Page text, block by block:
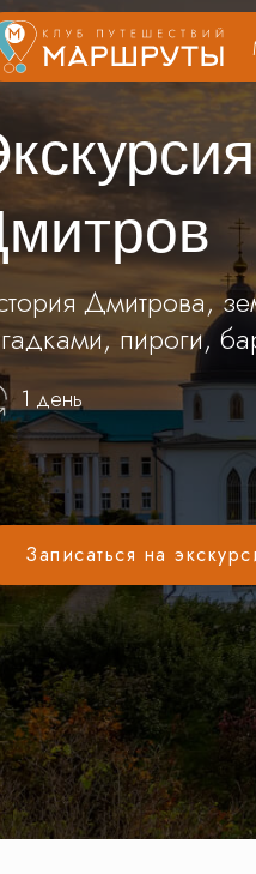
1 день
Дмитрова,
пироги,
Записаться на